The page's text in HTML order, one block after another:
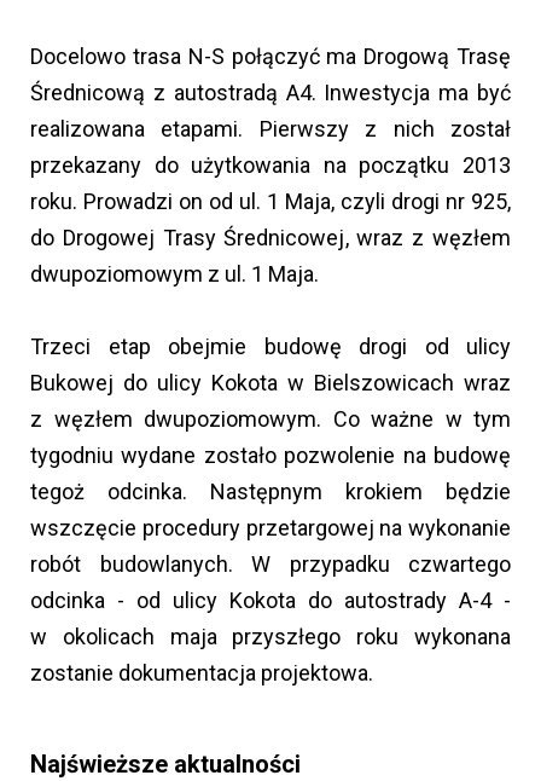
Docelowo trasa N-S połączyć ma Drogową Trasę
Średnicową z autostradą A4. Inwestycja ma być
realizowana etapami. Pierwszy z nich został
przekazany do użytkowania na początku 2013
roku. Prowadzi on od ul. 1 Maja, czyli drogi nr 925,
do Drogowej Trasy Średnicowej, wraz z węzłem
dwupoziomowym z ul. 1 Maja.
Trzeci etap obejmie budowę drogi od ulicy
Bukowej do ulicy Kokota w Bielszowicach wraz
z węzłem dwupoziomowym. Co ważne w tym
tygodniu wydane zostało pozwolenie na budowę
tegoż odcinka. Następnym krokiem będzie
wszczęcie procedury przetargowej na wykonanie
robót budowlanych. W przypadku czwartego
odcinka - od ulicy Kokota do autostrady A-4 -
w okolicach maja przyszłego roku wykonana
zostanie dokumentacja projektowa.
Najświeższe aktualności